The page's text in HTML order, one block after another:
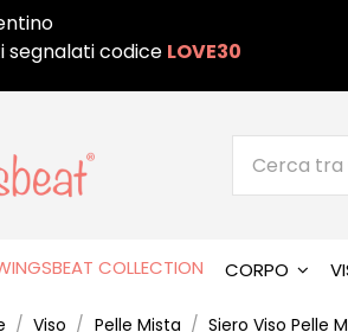
segnalati codice LOVE30
COLLECTION CORPO
Viso Pelle Mista Siero Viso Pelle